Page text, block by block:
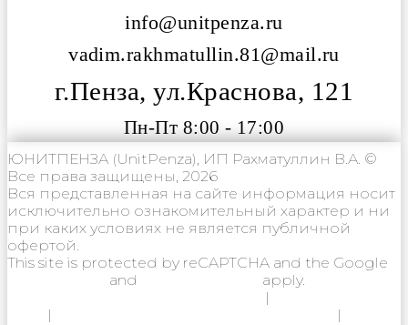
info@unitpenza.ru
vadim.rakhmatullin.81@mail.ru
г.Пенза, ул.Краснова, 121
Пн-Пт 8:00 - 17:00
ЮНИТПЕНЗА (UnitPenza), ИП Рахматуллин В.А. ©
Все права защищены, 2026
Вся представленная на сайте информация носит
исключительно ознакомительный характер и ни
при каких условиях не является публичной
офертой.
This site is protected by reCAPTCHA and the Google
and
apply.
|
|
|